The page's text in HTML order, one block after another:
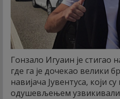
Гонзало Игуаин је стигао
где га је дочекао велики
навијача Јувентуса, који
одушевљењем